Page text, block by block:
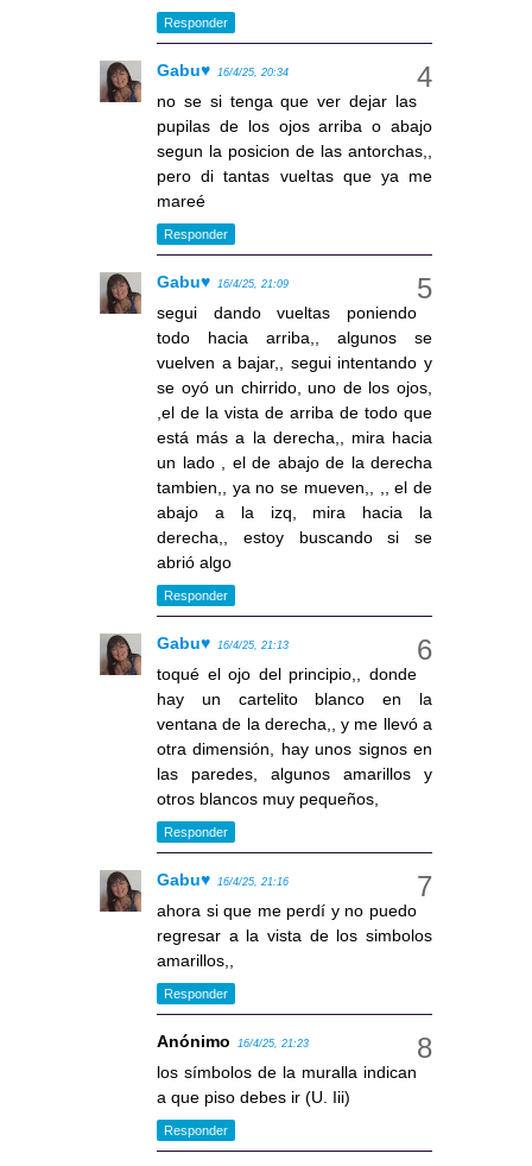
Responder
Gabu♥ 16/4/25, 20:34
no se si tenga que ver dejar las
pupilas de los ojos arriba o abajo
segun la posicion de las antorchas,,
pero di tantas vueltas que ya me
mareé
Responder
Gabu♥ 16/4/25, 21:09
segui dando vueltas poniendo
todo hacia arriba,, algunos se
vuelven a bajar,, segui intentando y
se oyó un chirrido, uno de los ojos,
,el de la vista de arriba de todo que
está más a la derecha,, mira hacia
un lado , el de abajo de la derecha
tambien,, ya no se mueven,, ,, el de
abajo a la izq, mira hacia la
derecha,, estoy buscando si se
abrió algo
Responder
Gabu♥ 16/4/25, 21:13
toqué el ojo del principio,, donde
hay un cartelito blanco en la
ventana de la derecha,, y me llevó a
otra dimensión, hay unos signos en
las paredes, algunos amarillos y
otros blancos muy pequeños,
Responder
Gabu♥ 16/4/25, 21:16
ahora si que me perdí y no puedo
regresar a la vista de los simbolos
amarillos,,
Responder
Anónimo 16/4/25, 21:23
los símbolos de la muralla indican
a que piso debes ir (U. Iii)
Responder